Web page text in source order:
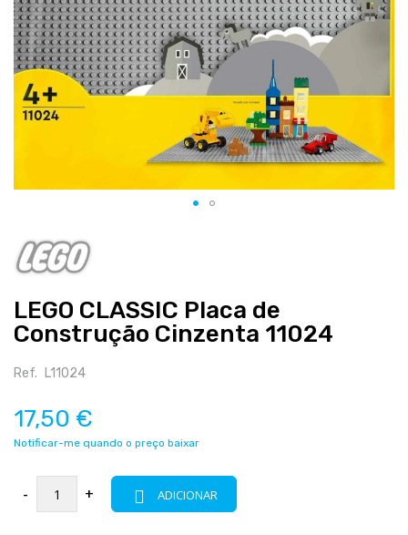
LEGO CLASSIC Placa de
Construção Cinzenta 11024
Ref. L11024
17,50 €
Notificar-me quando o preço baixar
- + ADICIONAR
para
o
da
galeria
de
imagens